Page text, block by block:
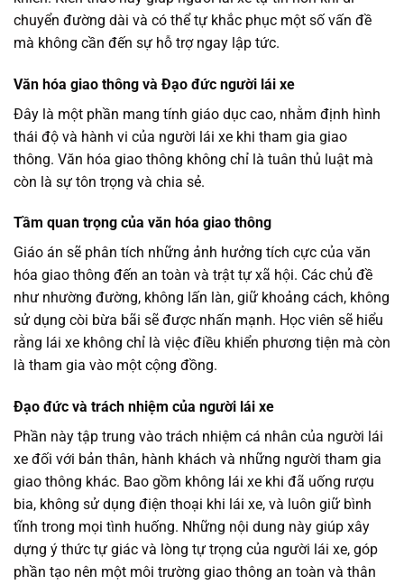
chuyển đường dài và có thể tự khắc phục một số vấn đề
mà không cần đến sự hỗ trợ ngay lập tức.
Văn hóa giao thông và Đạo đức người lái xe
Đây là một phần mang tính giáo dục cao, nhằm định hình
thái độ và hành vi của người lái xe khi tham gia giao
thông. Văn hóa giao thông không chỉ là tuân thủ luật mà
còn là sự tôn trọng và chia sẻ.
Tầm quan trọng của văn hóa giao thông
Giáo án sẽ phân tích những ảnh hưởng tích cực của văn
hóa giao thông đến an toàn và trật tự xã hội. Các chủ đề
như nhường đường, không lấn làn, giữ khoảng cách, không
sử dụng còi bừa bãi sẽ được nhấn mạnh. Học viên sẽ hiểu
rằng lái xe không chỉ là việc điều khiển phương tiện mà còn
là tham gia vào một cộng đồng.
Đạo đức và trách nhiệm của người lái xe
Phần này tập trung vào trách nhiệm cá nhân của người lái
xe đối với bản thân, hành khách và những người tham gia
giao thông khác. Bao gồm không lái xe khi đã uống rượu
bia, không sử dụng điện thoại khi lái xe, và luôn giữ bình
tĩnh trong mọi tình huống. Những nội dung này giúp xây
dựng ý thức tự giác và lòng tự trọng của người lái xe, góp
phần tạo nên một môi trường giao thông an toàn và thân